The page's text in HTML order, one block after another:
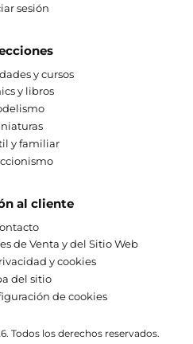
sesión
y cursos
y libros
y familiar
al cliente
de Venta y del Sitio Web
y cookies
del sitio
de cookies
Todos los derechos reservados.